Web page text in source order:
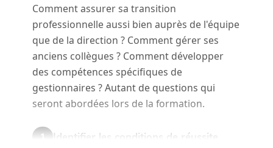
Comment assurer sa transition
professionnelle aussi bien auprès de l'équipe
que de la direction ? Comment gérer ses
anciens collègues ? Comment développer
des compétences spécifiques de
gestionnaires ? Autant de questions qui
seront abordées lors de la formation.
1 Identifier les conditions de réussite.